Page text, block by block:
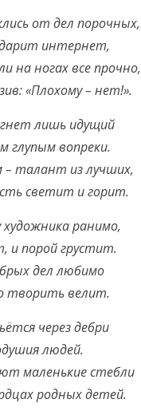
от дел порочных,
интернет,
на ногах все прочно,
«Плохому – нет!».
лишь идущий
глупым вопреки.
талант из лучших,
светит и горит.
художника ранимо,
и порой грустит.
дел любимо
творить велит.
через дебри
людей.
маленькие стебли
родных детей.